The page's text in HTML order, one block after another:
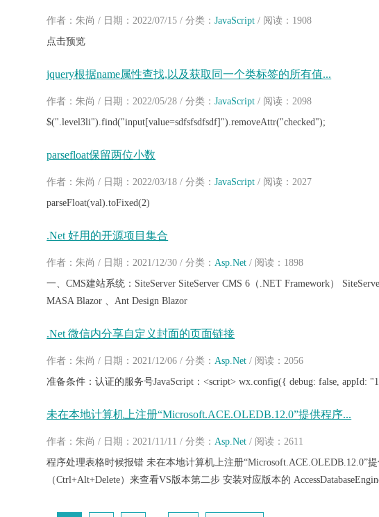
作者：朱尚 / 日期：2022/07/15 / 分类：JavaScript / 阅读：1908
点击预览
jquery根据name属性查找,以及获取同一个类标签的所有值...
作者：朱尚 / 日期：2022/05/28 / 分类：JavaScript / 阅读：2098
$(".level3li").find("input[value=sdfsfsdfsdf]").removeAttr("checked");
parsefloat保留两位小数
作者：朱尚 / 日期：2022/03/18 / 分类：JavaScript / 阅读：2027
parseFloat(val).toFixed(2)
.Net 好用的开源项目集合
作者：朱尚 / 日期：2021/12/30 / 分类：Asp.Net / 阅读：1898
一、CMS建站系统：SiteServer SiteServer CMS 6（.NET Framework）
MASA Blazor 、Ant Design Blazor
.Net 微信内分享自定义封面的页面链接
作者：朱尚 / 日期：2021/12/06 / 分类：Asp.Net / 阅读：2056
准备条件：认证的服务号JavaScript：<script> wx.config({ debug: false, appId:
未在本地计算机上注册“Microsoft.ACE.OLEDB.12.0”提供程序...
作者：朱尚 / 日期：2021/11/11 / 分类：Asp.Net / 阅读：2611
程序处理表格时候报错 未在本地计算机上注册“Microsoft.ACE.OLEDB.12.0”
（Ctrl+Alt+Delete）来查看VS版本第二步 安装对应版本的